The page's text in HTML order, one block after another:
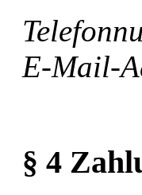
E-Mail-
§ 4